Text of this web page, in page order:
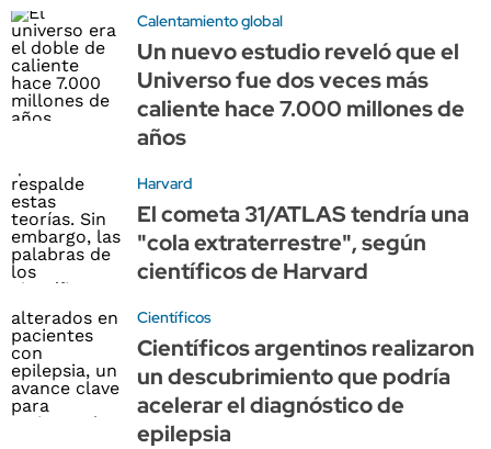
Calentamiento global
Un nuevo estudio reveló que el
Universo fue dos veces más
caliente hace 7.000 millones de
años
Harvard
El cometa 31/ATLAS tendría una
"cola extraterrestre", según
científicos de Harvard
Científicos
Científicos argentinos realizaron
un descubrimiento que podría
acelerar el diagnóstico de
epilepsia